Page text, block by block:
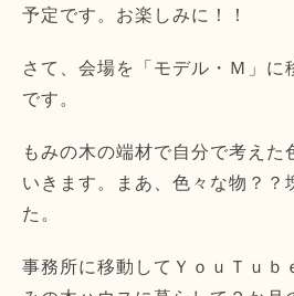
予定です。お楽しみに！！
さて、会場を「モデル・Ｍ」に
です。
もみの木の端材で自分で考えた
いきます。まあ、色々な物？？
た。
事務所に移動してＹｏｕＴｕｂ